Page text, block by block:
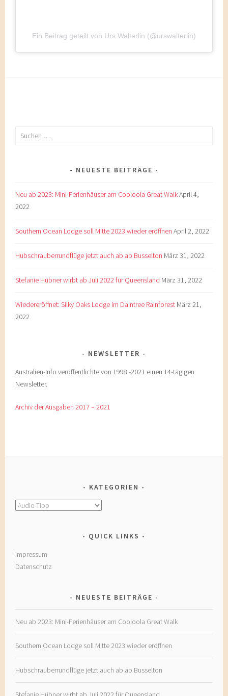
Ein Beitrag geteilt von Urs Walterlin (@urswalterlin)
Suchen
NEUESTE BEITRÄGE
Neu ab 2023: Mini-Ferienhäuser am Cooloola Great WalkApril 4,
2022
Southern Ocean Lodge soll Mitte 2023 wieder eröffnen April 2, 2022
Hubschrauberrundflüge jetzt auch ab ab Busselton März 31, 2022
Stefanie Hübner wirbt ab Juli 2022 für Queensland März 31, 2022
Wiedereröffnet: Silky Oaks Lodge im Daintree Rainforest März 21,
2022
NEWSLETTER
Australien-Info veröffentlichte von 1998 -2021 einen 14-tägigen
Newsletter.
Archiv der Ausgaben 2017 – 2021
KATEGORIEN
Kategorien
QUICK LINKS
Impressum
Datenschutz
NEUESTE BEITRÄGE
Neu ab 2023: Mini-Ferienhäuser am Cooloola Great Walk
Southern Ocean Lodge soll Mitte 2023 wieder eröffnen
Hubschrauberrundflüge jetzt auch ab ab Busselton